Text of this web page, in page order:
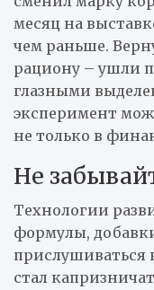
месяц на
чем раньше.
рациону – ушли
глазными
эксперимент
не только в
Не
Технологии
формулы,
прислушиваться
стал